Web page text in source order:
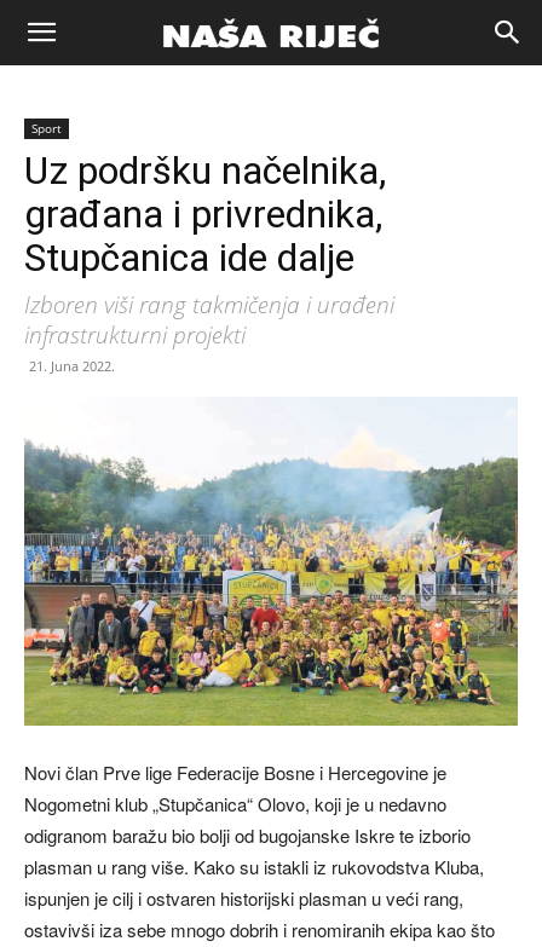
Naša
riječ
Zenica
Sport
Uz podršku načelnika,
građana i privrednika,
Stupčanica ide dalje
Izboren viši rang takmičenja i urađeni
infrastrukturni projekti
21. Juna 2022.
Novi član Prve lige Federacije Bosne i Hercegovine je
Nogometni klub „Stupčanica“ Olovo, koji je u nedavno
odigranom baražu bio bolji od bugojanske Iskre te izborio
plasman u rang više. Kako su istakli iz rukovodstva Kluba,
ispunjen je cilj i ostvaren historijski plasman u veći rang,
ostavivši iza sebe mnogo dobrih i renomiranih ekipa kao što